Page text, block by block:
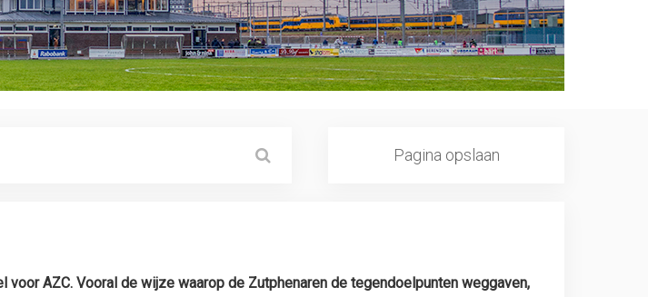
Pagina opslaan
AZC. Vooral de wijze waarop de Zutphenaren de tegendoelpunten weggaven,